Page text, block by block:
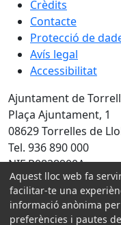
Crèdits
Contacte
Protecció de
Avís legal
Accessibilitat
Ajuntament de
Plaça Ajuntament, 1
08629 Torrelles de
Tel. 936 890 000
NIF P0828900A
Amb la col·laboració
Aquest lloc web fa
facilitar-te una
informació anònima
preferències i pautes